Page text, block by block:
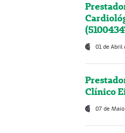
01 de Abril
Clínico
07 de